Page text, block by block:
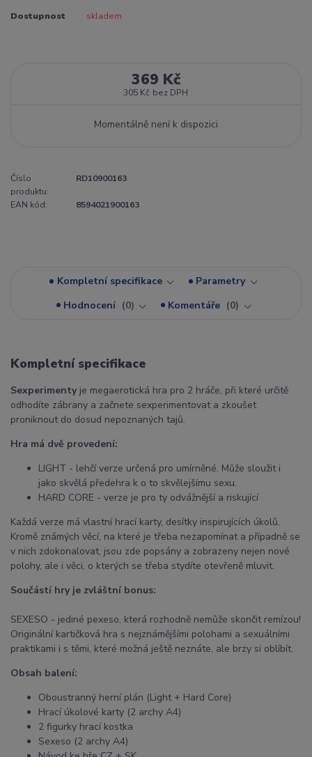
Dostupnost skladem
369 Kč
305 Kč bez DPH
Momentálně není k dispozici
Číslo
produktu:
RD10900163
EAN kód: 8594021900163
Kompletní specifikace
Parametry
Hodnocení
0 Komentáře 0
Kompletní specifikace
Sexperimenty je megaerotická hra pro 2 hráče, při které určitě
odhodíte zábrany a začnete sexperimentovat a zkoušet
proniknout do dosud nepoznaných tajů.
Hra má dvě provedení:
LIGHT - lehčí verze určená pro umírněné. Může sloužit i
jako skvělá předehra k o to skvělejšímu sexu.
HARD CORE - verze je pro ty odvážnější a riskující
Každá verze má vlastní hrací karty, desítky inspirujících úkolů.
Kromě známých věcí, na které je třeba nezapomínat a případně se
v nich zdokonalovat, jsou zde popsány a zobrazeny nejen nové
polohy, ale i věci, o kterých se třeba stydíte otevřeně mluvit.
Součástí hry je zvláštní bonus:
SEXESO - jediné pexeso, která rozhodně nemůže skončit remízou!
Originální kartičková hra s nejznámějšími polohami a sexuálními
praktikami i s těmi, které možná ještě neznáte, ale brzy si oblíbít.
Obsah balení:
Oboustranný herní plán (Light + Hard Core)
Hrací úkolové karty (2 archy A4)
2 figurky hrací kostka
Sexeso (2 archy A4)